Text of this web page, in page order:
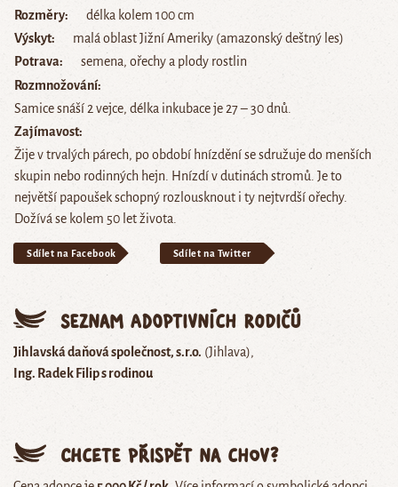
Rozměry
délka kolem 100 cm
Výskyt
malá oblast Jižní Ameriky (amazonský deštný les)
Potrava
semena, ořechy a plody rostlin
Rozmnožování
Samice snáší 2 vejce, délka inkubace je 27 – 30 dnů.
Zajímavost
Žije v trvalých párech, po období hnízdění se sdružuje do menších
skupin nebo rodinných hejn. Hnízdí v dutinách stromů. Je to
největší papoušek schopný rozlousknout i ty nejtvrdší ořechy.
Dožívá se kolem 50 let života.
Sdílet na Facebook Sdílet na Twitter
Seznam adoptivních rodičů
Jihlavská daňová společnost, s.r.o. (Jihlava)
Ing. Radek Filip s rodinou
Chcete přispět na chov?